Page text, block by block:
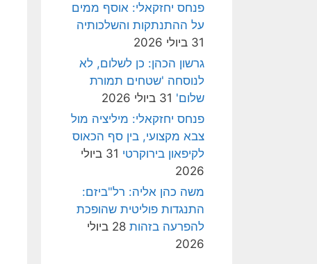
פנחס יחזקאלי: אוסף ממים
על ההתנתקות והשלכותיה
31 ביולי 2026
גרשון הכהן: כן לשלום, לא
לנוסחה 'שטחים תמורת
שלום' 31 ביולי 2026
פנחס יחזקאלי: מיליציה מול
צבא מקצועי, בין סף הכאוס
לקיפאון בירוקרטי
31 ביולי
2026
משה כהן אליה: רל"ביזם:
התנגדות פוליטית שהופכת
להפרעה בזהות
28 ביולי
2026